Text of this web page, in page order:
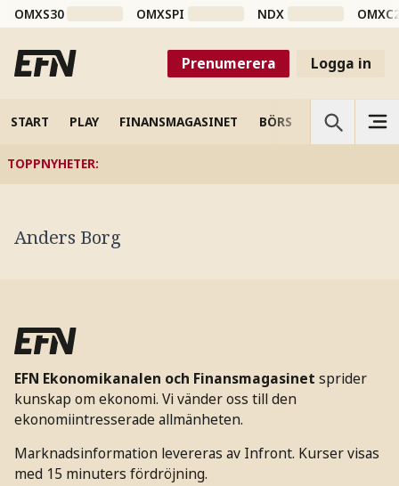
OMXS30 OMXSPI NDX
Prenumerera Logga in
START PLAY FINANSMAGASINET BÖRS VETENSKAP
TOPPNYHETER:
Anders Borg
EFN Ekonomikanalen och Finansmagasinet sprider
kunskap om ekonomi. Vi vänder oss till den
ekonomiintresserade allmänheten.
Marknadsinformation levereras av Infront. Kurser visas
med 15 minuters fördröjning.